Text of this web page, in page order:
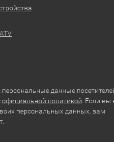
данные
официальной политикой . Если вы
персональных данных, вам